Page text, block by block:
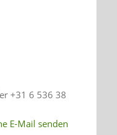
+31 6 536 38
E-Mail senden